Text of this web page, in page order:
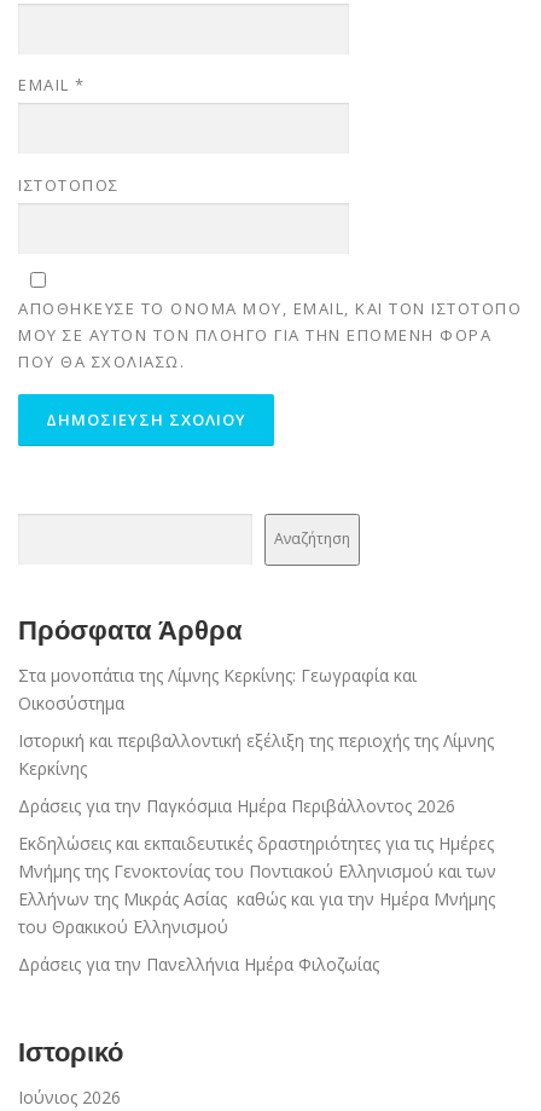
EMAIL *
ΙΣΤΌΤΟΠΟΣ
ΑΠΟΘΉΚΕΥΣΕ ΤΟ ΌΝΟΜΆ ΜΟΥ, EMAIL, ΚΑΙ ΤΟΝ ΙΣΤΌΤΟΠΟ
ΜΟΥ ΣΕ ΑΥΤΌΝ ΤΟΝ ΠΛΟΗΓΌ ΓΙΑ ΤΗΝ ΕΠΌΜΕΝΗ ΦΟΡΆ
ΠΟΥ ΘΑ ΣΧΟΛΙΆΣΩ.
Αναζήτηση
Πρόσφατα Άρθρα
Στα μονοπάτια της Λίμνης Κερκίνης: Γεωγραφία και
Οικοσύστημα
Ιστορική και περιβαλλοντική εξέλιξη της περιοχής της Λίμνης
Κερκίνης
Δράσεις για την Παγκόσμια Ημέρα Περιβάλλοντος 2026
Εκδηλώσεις και εκπαιδευτικές δραστηριότητες για τις Ημέρες
Μνήμης της Γενοκτονίας του Ποντιακού Ελληνισμού και των
Ελλήνων της Μικράς Ασίας καθώς και για την Ημέρα Μνήμης
του Θρακικού Ελληνισμού
Δράσεις για την Πανελλήνια Ημέρα Φιλοζωίας
Ιστορικό
Ιούνιος 2026